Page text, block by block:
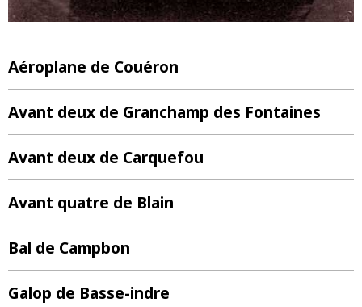
Aéroplane de Couéron
Avant deux de Granchamp des Fontaines
Avant deux de Carquefou
Avant quatre de Blain
Bal de Campbon
Galop de Basse-indre